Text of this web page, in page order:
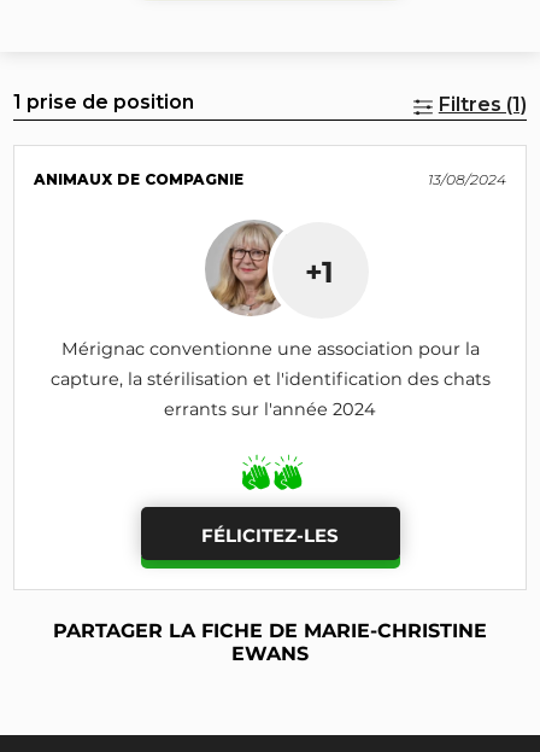
1 prise de position Filtres (1)
ANIMAUX DE COMPAGNIE 13/08/2024
+1
Mérignac conventionne une association pour la
capture, la stérilisation et l'identification des chats
errants sur l'année 2024
FÉLICITEZ-LES
PARTAGER LA FICHE DE MARIE-CHRISTINE
EWANS